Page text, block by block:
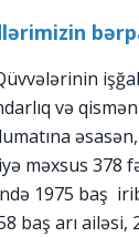
və
məxsus
1975 baş
baş arı ailəsi,